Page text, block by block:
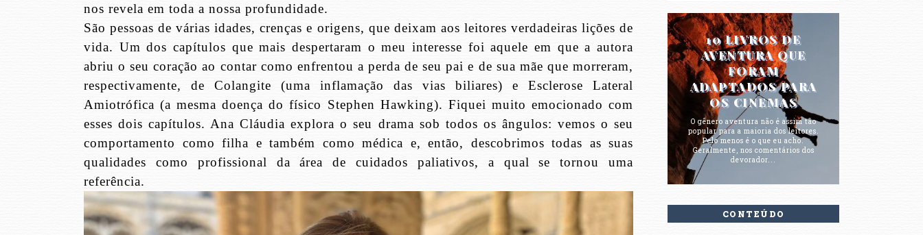
nos revela em toda a nossa profundidade.
São pessoas de várias idades, crenças e origens, que deixam aos leitores verdadeiras lições de
vida. Um dos capítulos que mais despertaram o meu interesse foi aquele em que a autora
abriu o seu coração ao contar como enfrentou a perda de seu pai e de sua mãe que morreram,
respectivamente, de Colangite (uma inflamação das vias biliares) e Esclerose Lateral
Amiotrófica (a mesma doença do físico Stephen Hawking). Fiquei muito emocionado com
esses dois capítulos. Ana Cláudia explora o seu drama sob todos os ângulos: vemos o seu
comportamento como filha e também como médica e, então, descobrimos todas as suas
qualidades como profissional da área de cuidados paliativos, a qual se tornou uma
referência.
10 LIVROS DE
AVENTURA QUE
FORAM
ADAPTADOS PARA
OS CINEMAS
O gênero aventura não é assim tão
popular para a maioria dos leitores.
Pelo menos é o que eu acho.
Geralmente, nos comentários dos
devorador...
CONTEÚDO